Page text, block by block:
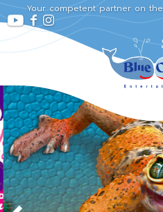
Your competent partner on